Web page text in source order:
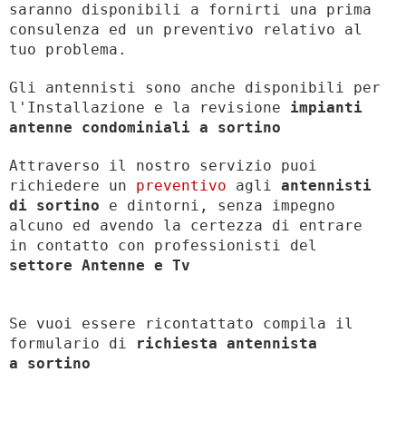
saranno disponibili a fornirti una prima
consulenza ed un preventivo relativo al
tuo problema.
Gli antennisti sono anche disponibili per
l'Installazione e la revisione impianti
antenne condominiali a sortino
Attraverso il nostro servizio puoi
richiedere un preventivo agli antennisti
di sortino e dintorni, senza impegno
alcuno ed avendo la certezza di entrare
in contatto con professionisti del
settore Antenne e Tv
Se vuoi essere ricontattato compila il
formulario di
richiesta antennista
a sortino